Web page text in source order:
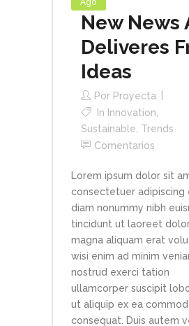
New News
Deliveres
Ideas
Por Proyecta
In Innovation
Sustainable Trends
Comentarios
Lorem ipsum dolor sit
consectetuer adipiscing
diam nonummy nibh
tincidunt ut laoreet
magna aliquam erat
wisi enim ad minim
nostrud exerci tation
ullamcorper suscipit
ut aliquip ex ea
consequat. Duis autem